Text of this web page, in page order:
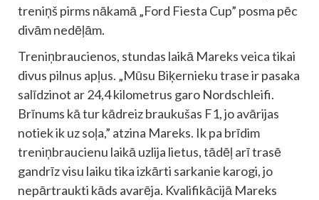
treniņš pirms nākamā „Ford Fiesta Cup” posma pēc
divām nedēļām.
Treniņbraucienos, stundas laikā Mareks veica tikai
divus pilnus apļus. „Mūsu Biķernieku trase ir pasaka
salīdzinot ar 24,4 kilometrus garo Nordschleifi.
Brīnums kā tur kādreiz braukušas F1, jo avārijas
notiek ik uz soļa,” atzina Mareks. Ik pa brīdim
treniņbraucienu laikā uzlija lietus, tādēļ arī trasē
gandrīz visu laiku tika izkārti sarkanie karogi, jo
nepārtraukti kāds avarēja. Kvalifikācijā Mareks